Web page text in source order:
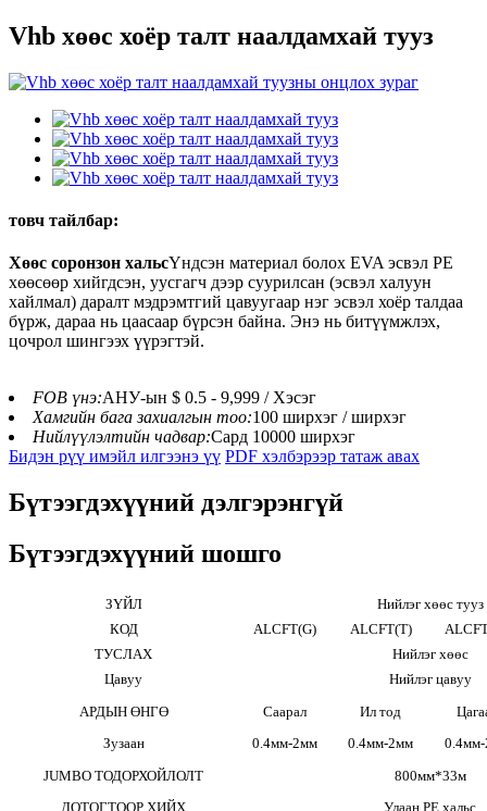
Vhb хөөс хоёр талт наалдамхай тууз
товч тайлбар:
Хөөс соронзон хальсҮндсэн материал болох EVA эсвэл PE
хөөсөөр хийгдсэн, уусгагч дээр суурилсан (эсвэл халуун
хайлмал) даралт мэдрэмтгий цавуугаар нэг эсвэл хоёр талдаа
бүрж, дараа нь цаасаар бүрсэн байна. Энэ нь битүүмжлэх,
цочрол шингээх үүрэгтэй.
FOB үнэ:АНУ-ын $ 0.5 - 9,999 / Хэсэг
Хамгийн бага захиалгын тоо:100 ширхэг / ширхэг
Нийлүүлэлтийн чадвар:Сард 10000 ширхэг
Бидэн рүү имэйл илгээнэ үү PDF хэлбэрээр татаж авах
Бүтээгдэхүүний дэлгэрэнгүй
Бүтээгдэхүүний шошго
ЗҮЙЛ
Нийлэг хөөс тууз
КОД
ALCFT(G) ALCFT(T)
ТУСЛАХ
Нийлэг хөөс
Цавуу
Нийлэг цавуу
АРДЫН ӨНГӨ
Саарал Ил тод
Зузаан
0.4мм-2мм 0.4мм-2мм
JUMBO ТОДОРХОЙЛОЛТ
800мм*33м
ДОТОГТООР ХИЙХ
Улаан PE хальс